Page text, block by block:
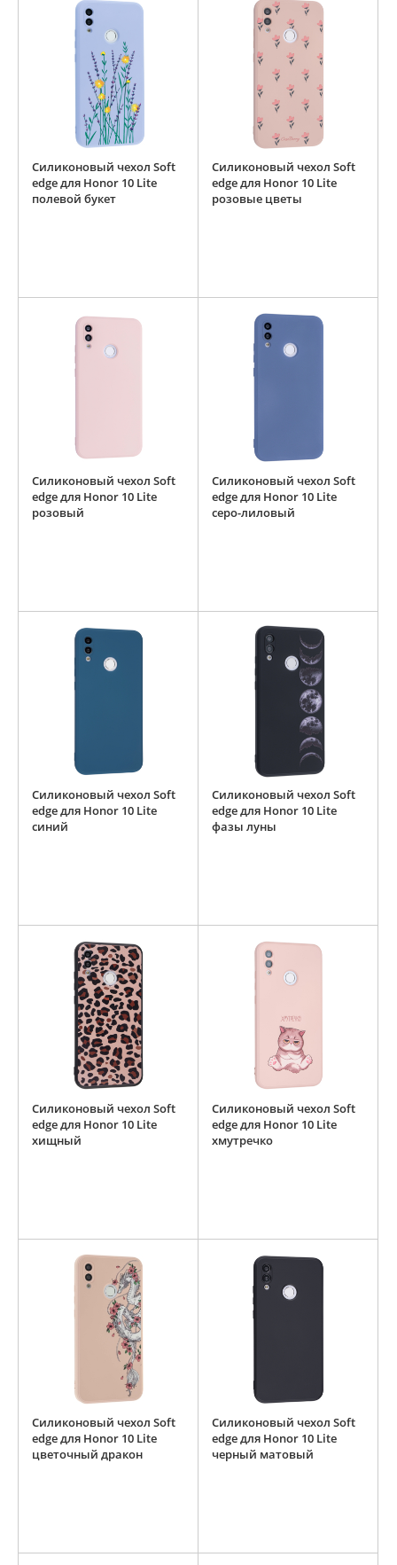
Силиконовый чехол Soft
edge для Honor 10 Lite
полевой букет
Силиконовый чехол Soft
edge для Honor 10 Lite
розовые цветы
Силиконовый чехол Soft
edge для Honor 10 Lite
розовый
Силиконовый чехол Soft
edge для Honor 10 Lite
серо-лиловый
Силиконовый чехол Soft
edge для Honor 10 Lite
синий
Силиконовый чехол Soft
edge для Honor 10 Lite
фазы луны
Силиконовый чехол Soft
edge для Honor 10 Lite
хищный
Силиконовый чехол Soft
edge для Honor 10 Lite
хмутречко
Силиконовый чехол Soft
edge для Honor 10 Lite
цветочный дракон
Силиконовый чехол Soft
edge для Honor 10 Lite
черный матовый